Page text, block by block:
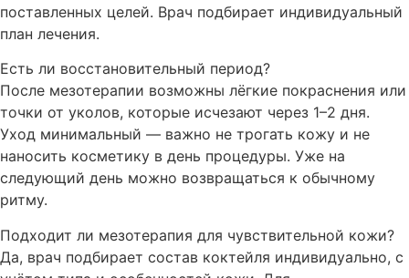
поставленных целей. Врач подбирает индивидуальный
план лечения.
Есть ли восстановительный период?
После мезотерапии возможны лёгкие покраснения или
точки от уколов, которые исчезают через 1–2 дня.
Уход минимальный — важно не трогать кожу и не
наносить косметику в день процедуры. Уже на
следующий день можно возвращаться к обычному
ритму.
Подходит ли мезотерапия для чувствительной кожи?
Да, врач подбирает состав коктейля индивидуально, с